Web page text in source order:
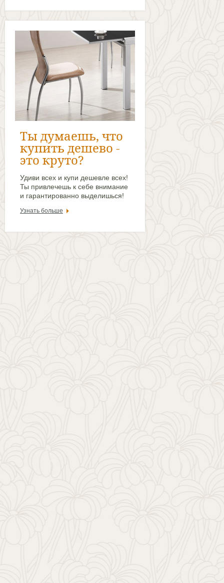
Ты думаешь, что
купить дешево -
это круто?
Удиви всех и купи дешевле всех!
Ты привлечешь к себе внимание
и гарантированно выделишься!
Узнать больше